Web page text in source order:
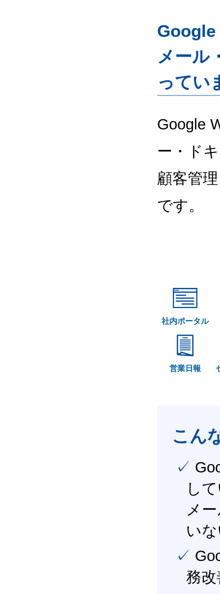
Google
メール
ってい
Google
ー・ド
顧客管
です。
社内ポータル
営業日報
こん
✓ Google Workspace（旧G Suite） を社内で導入
し
メ
い
✓ Google Workspace（旧G Suite） を活用し、業
務